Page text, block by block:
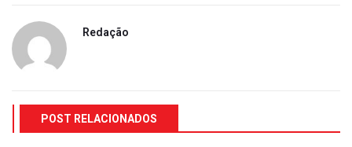
Redação
POST RELACIONADOS